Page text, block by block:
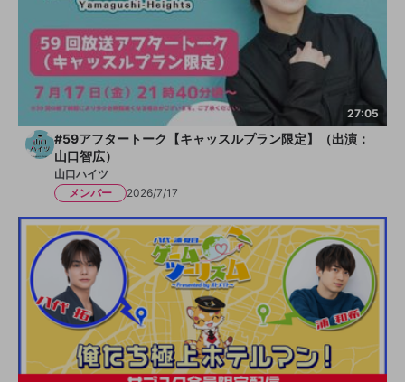
27:05
#59アフタートーク【キャッスルプラン限定】（出演：
山口智広）
山口ハイツ
メンバー
2026/7/17